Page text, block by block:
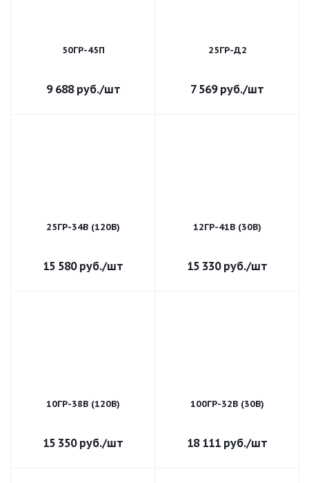
50ГР-45П
9 688руб./шт
25ГР-Д2
7 569руб./шт
25ГР-34В (120В)
15 580руб./шт
12ГР-41В (30В)
15 330руб./шт
10ГР-38В (120В)
15 350руб./шт
100ГР-32В (30В)
18 111 руб./шт